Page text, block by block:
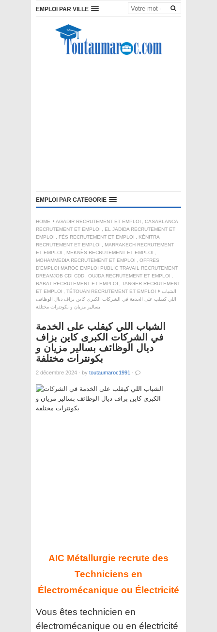
EMPLOI PAR VILLE
EMPLOI PAR CATEGORIE
HOME AGADIR RECRUTEMENT ET EMPLOI , CASABLANCA
RECRUTEMENT ET EMPLOI , EL JADIDA RECRUTEMENT ET
EMPLOI , FÈS RECRUTEMENT ET EMPLOI , KÉNITRA
RECRUTEMENT ET EMPLOI , MARRAKECH RECRUTEMENT
ET EMPLOI , MEKNÈS RECRUTEMENT ET EMPLOI ,
MOHAMMEDIA RECRUTEMENT ET EMPLOI , OFFRES
D'EMPLOI MAROC EMPLOI PUBLIC TRAVAIL RECRUTEMENT
DREAMJOB CDI CDD , OUJDA RECRUTEMENT ET EMPLOI ,
RABAT RECRUTEMENT ET EMPLOI , TANGER RECRUTEMENT
ET EMPLOI , TÉTOUAN RECRUTEMENT ET EMPLOI
الشباب
اللي كيقلب على الخدمة في الشركات الكبرى كاين بزاف ديال الوظائف
بسالير مزيان و بكونترات مختلفة
الشباب اللي كيقلب على الخدمة
في الشركات الكبرى كاين بزاف
ديال الوظائف بسالير مزيان و
بكونترات مختلفة
2 décembre 2024 · by toutaumaroc1991 ·
AIC Métallurgie recrute des
Techniciens en
Électromécanique ou Électricité
Vous êtes technicien en
électromécanique ou en électricité